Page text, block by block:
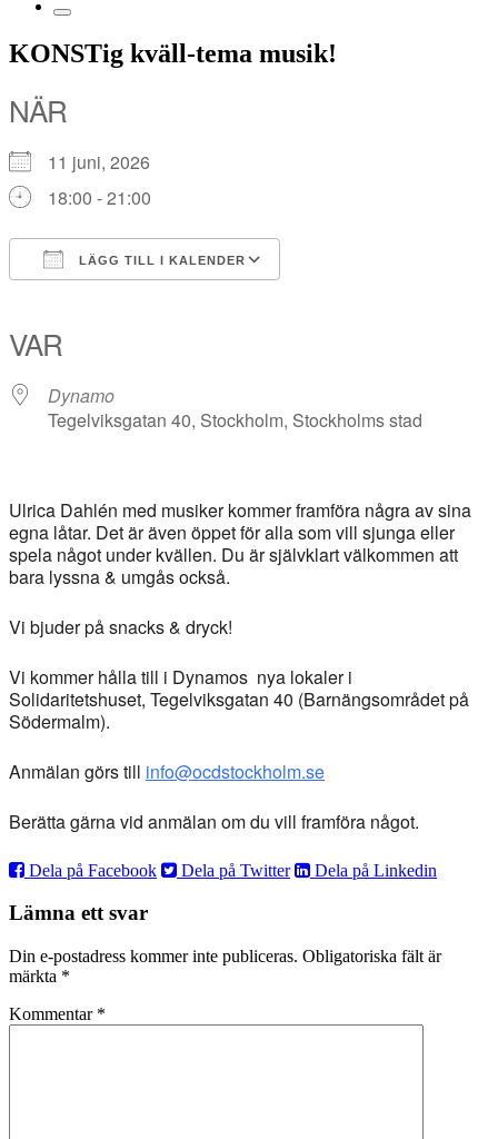
KONSTig kväll-tema musik!
NÄR
11 juni, 2026
18:00 - 21:00
LÄGG TILL I KALENDER
VAR
Dynamo
Tegelviksgatan 40, Stockholm, Stockholms stad
Ulrica Dahlén med musiker kommer framföra några av sina
egna låtar. Det är även öppet för alla som vill sjunga eller
spela något under kvällen. Du är självklart välkommen att
bara lyssna & umgås också.
Vi bjuder på snacks & dryck!
Vi kommer hålla till i Dynamos nya lokaler i
Solidaritetshuset, Tegelviksgatan 40 (Barnängsområdet på
Södermalm).
Anmälan görs till info@ocdstockholm.se
Berätta gärna vid anmälan om du vill framföra något.
Dela på Facebook Dela på Twitter Dela på Linkedin
Lämna ett svar
Din e-postadress kommer inte publiceras. Obligatoriska fält är
märkta *
Kommentar *